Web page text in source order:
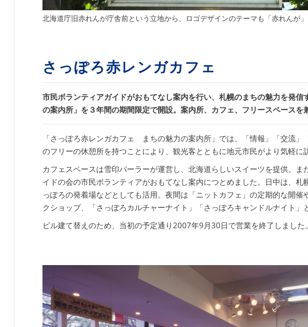
北海道庁旧赤れんが庁舎前という立地から、ロゴデザインのテーマも「赤れんが」
さっぽろ赤レンガカフェ
市民ボランティアガイドがおもてなし案内を行い、札幌のまちの魅力を発
の案内所」を３年間の期間限定で開設。案内所、カフェ、フリースペースを
「さっぽろ赤レンガカフェ まちの魅力の案内所」では、「情報」「交流
のフリーの休憩所を持つことにより、観光客とともに地元市民がより気軽に
カフェスペースは雪印パーラーが運営し、北海道らしいスイーツを提供。
イドの会の市民ボランティアがおもてなし案内につとめました。日中は、
っぽろの発着場などとしても活用。夜間は「ニットカフェ」の定期的な開
クショップ、「さっぽろカルチャーナイト」「さっぽろキャンドルナイト」
ビル建て替えのため、当初の予定通り2007年9月30日で営業を終了しました。